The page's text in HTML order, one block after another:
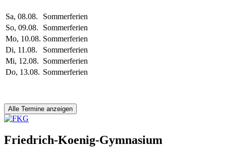
Sa, 08.08.
Sommerferien
So, 09.08.
Sommerferien
Mo, 10.08. Sommerferien
Di, 11.08.
Sommerferien
Mi, 12.08. Sommerferien
Do, 13.08. Sommerferien
Alle Termine anzeigen
Friedrich-Koenig-Gymnasium